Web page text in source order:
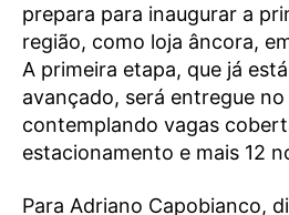
prepara para inaugurar a
região, como loja âncora,
A primeira etapa, que já
avançado, será entregue
contemplando vagas
estacionamento e mais 12
Para Adriano Capobianco,